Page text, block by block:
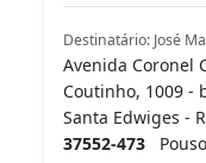
Destinatário: José
Avenida Coronel
Coutinho, 1009 -
Santa Edwiges -
37552-473